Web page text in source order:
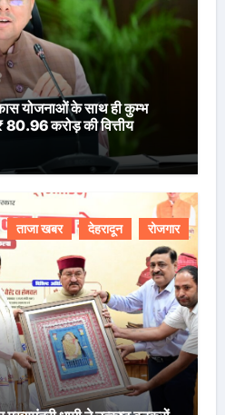
योजनाओं के साथ ही कुम्भ
करोड़ की वित्तीय
ताजा खबर देहरादून रोजगार